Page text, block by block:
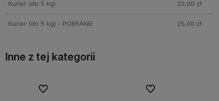
Kurier (do 5 kg) 20,00 zł
Kurier (do 5 kg) - POBRANIE 25,00 zł
Inne z tej kategorii